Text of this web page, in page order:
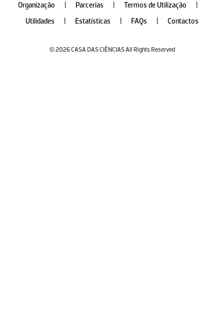
Organização
Parcerias Termos de Utilização
Utilidades
Estatísticas FAQs Contactos
© 2026 CASA DAS CIÊNCIAS All Rights Reserved